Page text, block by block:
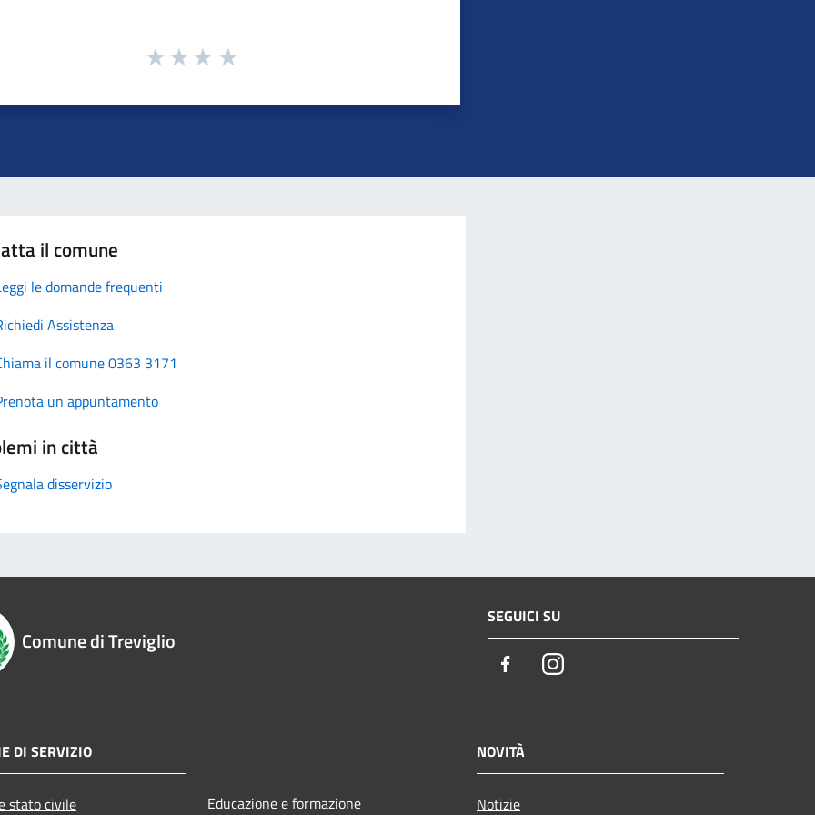
il comune
le domande frequenti
Assistenza
il comune 0363 3171
un appuntamento
in città
disservizio
Comune di Treviglio
SEGUICI SU
FacebookInstagram
DI SERVIZIO
stato civile Educazione e formazione
NOVITÀ
Notizie